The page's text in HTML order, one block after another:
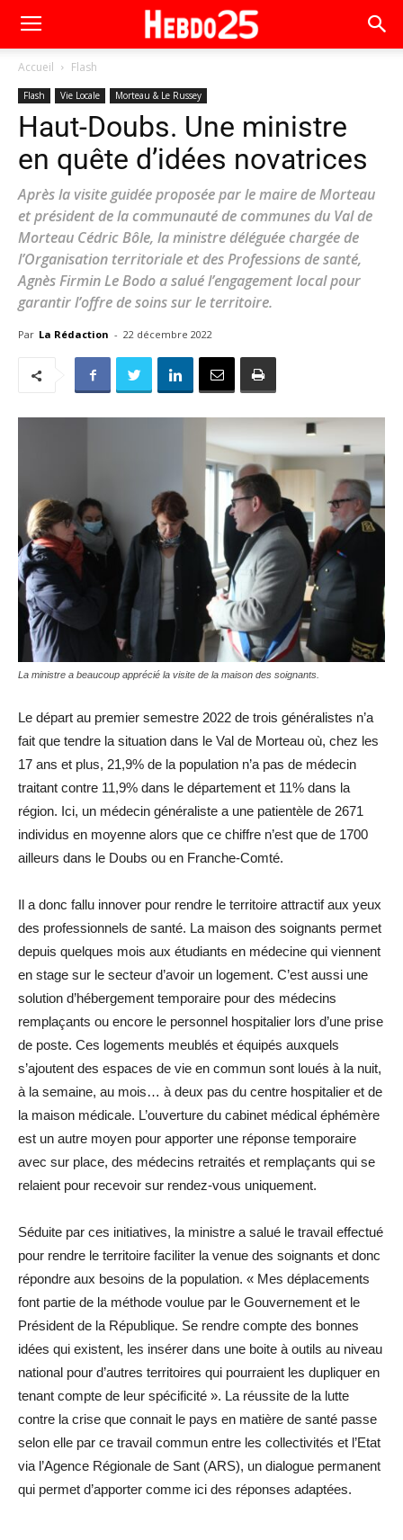
Accueil Flash
Flash Vie Locale Morteau & Le Russey
Haut-Doubs. Une ministre
en quête d’idées novatrices
Après la visite guidée proposée par le maire de Morteau
et président de la communauté de communes du Val de
Morteau Cédric Bôle, la ministre déléguée chargée de
l’Organisation territoriale et des Professions de santé,
Agnès Firmin Le Bodo a salué l’engagement local pour
garantir l’offre de soins sur le territoire.
Par La Rédaction - 22 décembre 2022
La ministre a beaucoup apprécié la visite de la maison des soignants.
Le départ au premier semestre 2022 de trois généralistes n’a
fait que tendre la situation dans le Val de Morteau où, chez les
17 ans et plus, 21,9% de la population n’a pas de médecin
traitant contre 11,9% dans le département et 11% dans la
région. Ici, un médecin généraliste a une patientèle de 2671
individus en moyenne alors que ce chiffre n’est que de 1700
ailleurs dans le Doubs ou en Franche-Comté.
Il a donc fallu innover pour rendre le territoire attractif aux yeux
des professionnels de santé. La maison des soignants permet
depuis quelques mois aux étudiants en médecine qui viennent
en stage sur le secteur d’avoir un logement. C’est aussi une
solution d’hébergement temporaire pour des médecins
remplaçants ou encore le personnel hospitalier lors d’une prise
de poste. Ces logements meublés et équipés auxquels
s’ajoutent des espaces de vie en commun sont loués à la nuit,
à la semaine, au mois… à deux pas du centre hospitalier et de
la maison médicale. L’ouverture du cabinet médical éphémère
est un autre moyen pour apporter une réponse temporaire
avec sur place, des médecins retraités et remplaçants qui se
relaient pour recevoir sur rendez-vous uniquement.
Séduite par ces initiatives, la ministre a salué le travail effectué
pour rendre le territoire faciliter la venue des soignants et donc
répondre aux besoins de la population. « Mes déplacements
font partie de la méthode voulue par le Gouvernement et le
Président de la République. Se rendre compte des bonnes
idées qui existent, les insérer dans une boite à outils au niveau
national pour d’autres territoires qui pourraient les dupliquer en
tenant compte de leur spécificité ». La réussite de la lutte
contre la crise que connait le pays en matière de santé passe
selon elle par ce travail commun entre les collectivités et l’Etat
via l’Agence Régionale de Sant (ARS), un dialogue permanent
qui permet d’apporter comme ici des réponses adaptées.